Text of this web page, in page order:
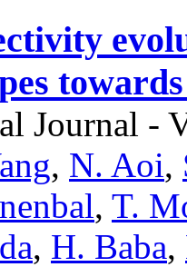
Journal -
, N. Aoi,
, T.
, H. Baba,